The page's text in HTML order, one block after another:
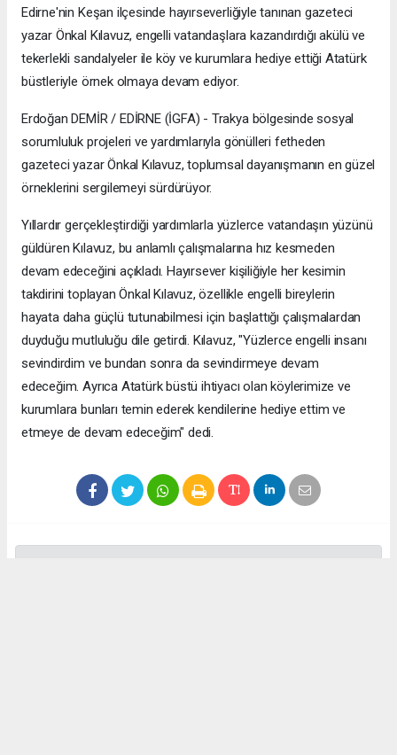
Edirne'nin Keşan ilçesinde hayırseverliğiyle tanınan gazeteci
yazar Önkal Kılavuz, engelli vatandaşlara kazandırdığı akülü ve
tekerlekli sandalyeler ile köy ve kurumlara hediye ettiği Atatürk
büstleriyle örnek olmaya devam ediyor.
Erdoğan DEMİR / EDİRNE (İGFA) - Trakya bölgesinde sosyal
sorumluluk projeleri ve yardımlarıyla gönülleri fetheden
gazeteci yazar Önkal Kılavuz, toplumsal dayanışmanın en güzel
örneklerini sergilemeyi sürdürüyor.
Yıllardır gerçekleştirdiği yardımlarla yüzlerce vatandaşın yüzünü
güldüren Kılavuz, bu anlamlı çalışmalarına hız kesmeden
devam edeceğini açıkladı. Hayırsever kişiliğiyle her kesimin
takdirini toplayan Önkal Kılavuz, özellikle engelli bireylerin
hayata daha güçlü tutunabilmesi için başlattığı çalışmalardan
duyduğu mutluluğu dile getirdi. Kılavuz, "Yüzlerce engelli insanı
sevindirdim ve bundan sonra da sevindirmeye devam
edeceğim. Ayrıca Atatürk büstü ihtiyacı olan köylerimize ve
kurumlara bunları temin ederek kendilerine hediye ettim ve
etmeye de devam edeceğim" dedi.